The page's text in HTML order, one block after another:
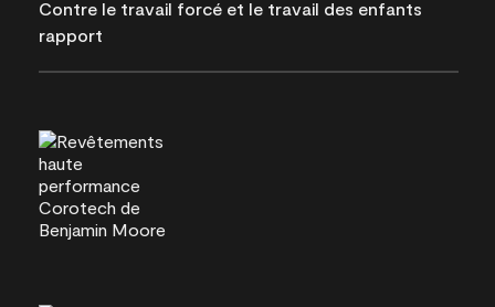
Contre le travail forcé et le travail des enfants
rapport